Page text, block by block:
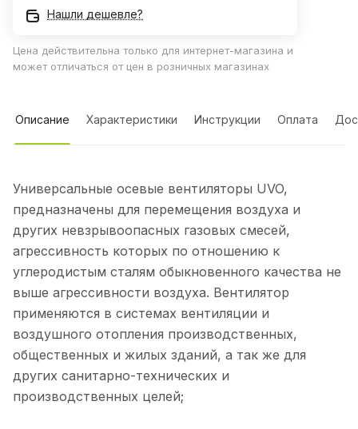
Нашли дешевле?
Цена действительна только для интернет-магазина и
может отличаться от цен в розничных магазинах
Описание Характеристики Инструкции Оплата
Универсальные осевые вентиляторы UVO,
предназначены для перемещения воздуха и
других невзрывоопасных газовых смесей,
агрессивность которых по отношению к
углеродистым сталям обыкновенного качества не
выше агрессивности воздуха. Вентилятор
применяются в системах вентиляции и
воздушного отопления производственных,
общественных и жилых зданий, а так же для
других санитарно-технических и
производственных целей;